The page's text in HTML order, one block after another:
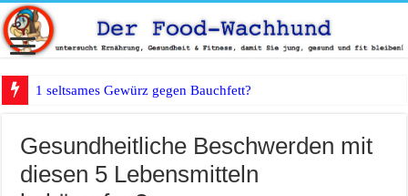
1 seltsames Gewürz gegen Bauchfett?
Gesundheitliche Beschwerden mit
diesen 5 Lebensmitteln